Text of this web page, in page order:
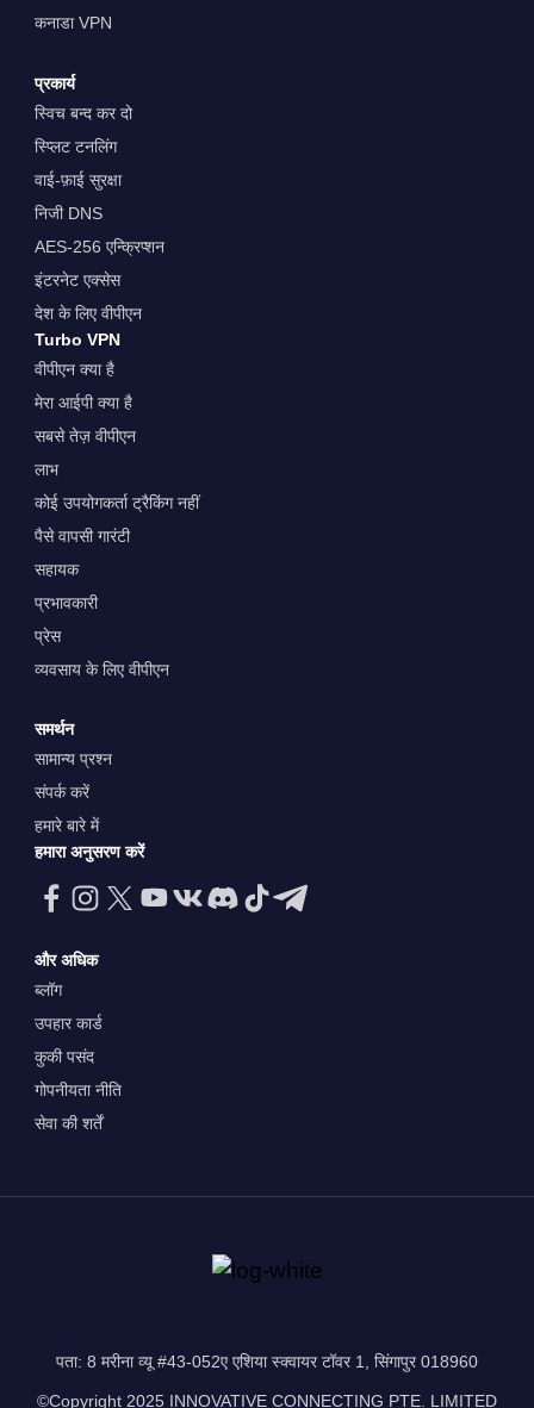
कनाडा VPN
प्रकार्य
स्विच बन्द कर दो
स्प्लिट टनलिंग
वाई-फ़ाई सुरक्षा
निजी DNS
AES-256 एन्क्रिप्शन
इंटरनेट एक्सेस
देश के लिए वीपीएन
Turbo VPN
वीपीएन क्या है
मेरा आईपी क्या है
सबसे तेज़ वीपीएन
लाभ
कोई उपयोगकर्ता ट्रैकिंग नहीं
पैसे वापसी गारंटी
सहायक
प्रभावकारी
प्रेस
व्यवसाय के लिए वीपीएन
समर्थन
सामान्य प्रश्न
संपर्क करें
हमारे बारे में
हमारा अनुसरण करें
और अधिक
ब्लॉग
उपहार कार्ड
कुकी पसंद
गोपनीयता नीति
सेवा की शर्तें
पता: 8 मरीना व्यू #43-052ए एशिया स्क्वायर टॉवर 1, सिंगापुर 018960
©Copyright 2025 INNOVATIVE CONNECTING PTE. LIMITED